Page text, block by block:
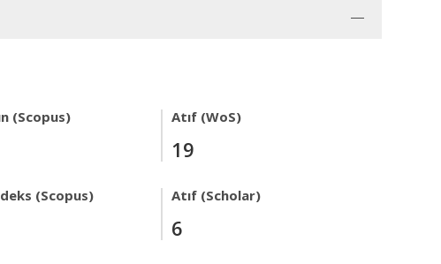
(Scopus) Atıf (WoS)
19
(Scopus) Atıf (Scholar)
6